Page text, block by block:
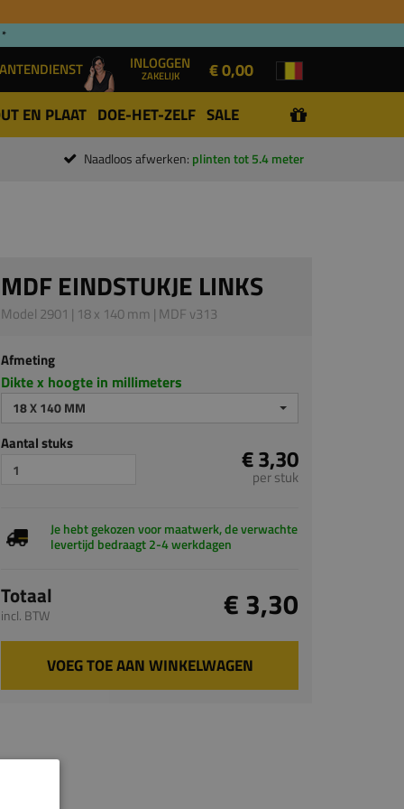
INLOGGEN
ZAKELIJK € 0,00
EN PLAAT DOE-HET-ZELF SALE
Naadloos afwerken: plinten tot 5.4 meter
MDF EINDSTUKJE LINKS
Model 2901 | 18 x 140 mm | MDF v313
Afmeting
Dikte x hoogte in millimeters
18 X 140 MM
Aantal stuks € 3,30
per stuk
Je hebt gekozen voor maatwerk, de verwachte
levertijd bedraagt 2-4 werkdagen
Totaal
incl. BTW € 3,30
VOEG TOE AAN WINKELWAGEN